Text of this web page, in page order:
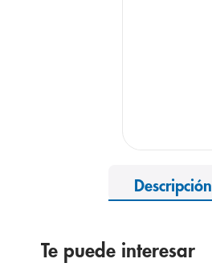
Descripción
Te puede interesar